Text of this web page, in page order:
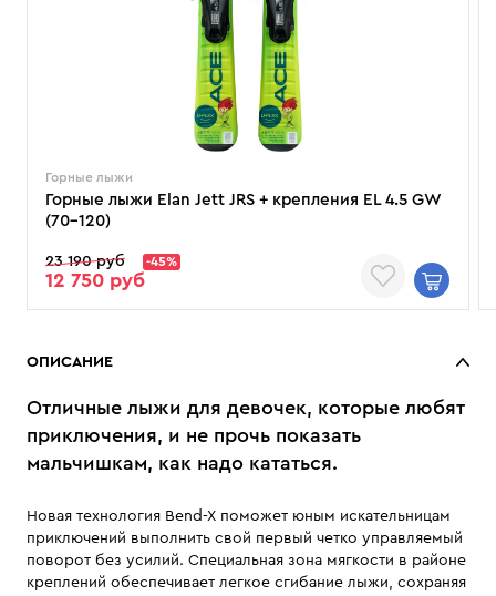
Горные лыжи
Горные лыжи Elan Jett JRS + крепления EL 4.5 GW
(70–120)
23 190 руб -45%
12 750 руб
ОПИСАНИЕ
Отличные лыжи для девочек, которые любят
приключения, и не прочь показать
мальчишкам, как надо кататься.
Новая технология Bend-X поможет юным искательницам
приключений выполнить свой первый четко управляемый
поворот без усилий. Специальная зона мягкости в районе
креплений обеспечивает легкое сгибание лыжи, сохраняя